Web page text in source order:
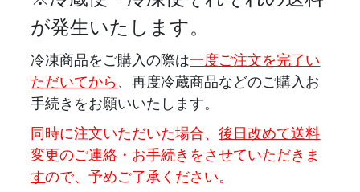
が発生いたします。
冷凍商品をご購入の際は一度ご注文を完了い
ただいてから 、再度冷蔵商品などのご購入お
手続きをお願いいたします。
同時に注文いただいた場合、後日改めて送料
変更のご連絡・お手続きをさせていただきま
すので、予めご了承ください。